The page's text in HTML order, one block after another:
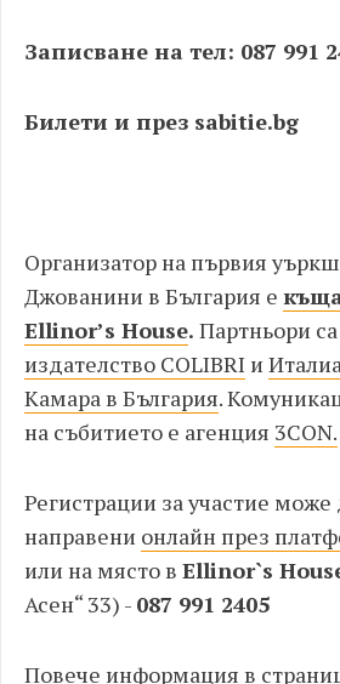
Записване на тел: 087 991
Билети и през sabitie.bg
Организатор на първия
Джованини в България е
Ellinor’s House. Партньори са
издателство COLIBRI и
Камара в България.
на събитието е агенция 3CON.
Регистрации за участие може
направени онлайн през
или на място в Ellinor`s
Асен“ 33) - 087 991 2405
Повече информация в